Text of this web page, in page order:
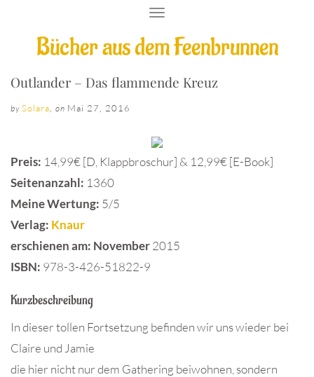
Bücher aus dem Feenbrunnen
T
G
N
G
T
Outlander – Das flammende Kreuz
by Solara on Mai 27, 2016
Preis: 14,99€ [D, Klappbroschur] & 12,99€ [E-Book]
Seitenanzahl: 1360
Meine Wertung: 5/5
Verlag: Knaur
erschienen am: November2015
ISBN: 978-3-426-51822-9
Kurzbeschreibung
In dieser tollen Fortsetzung befinden wir uns wieder bei
Claire und Jamie
die hier nicht nur dem Gathering beiwohnen, sondern